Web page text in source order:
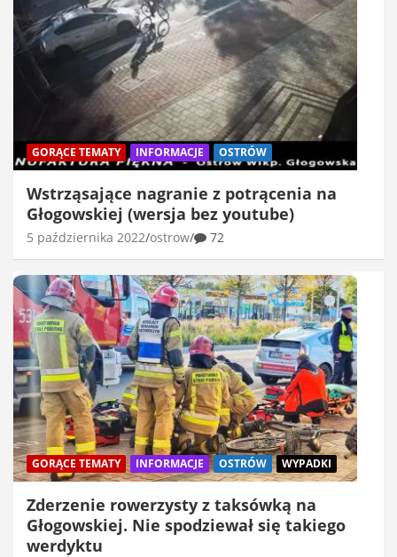
GORĄCE TEMATY INFORMACJE OSTRÓW
Wstrząsające nagranie z potrącenia na
Głogowskiej (wersja bez youtube)
5 października 2022 ostrow 72
GORĄCE TEMATY INFORMACJE OSTRÓW WYPADKI
Zderzenie rowerzysty z taksówką na
Głogowskiej. Nie spodziewał się takiego
werdyktu